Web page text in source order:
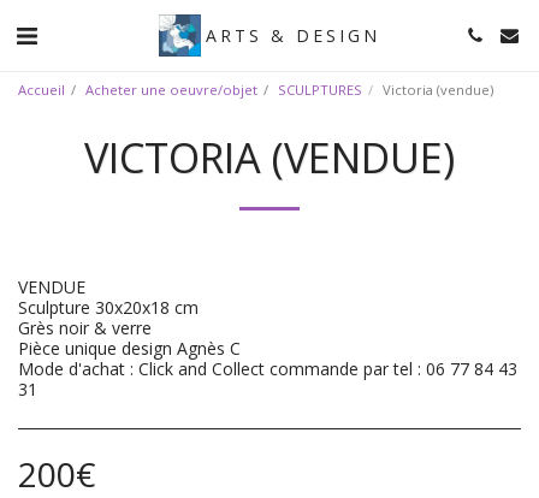
ARTS & DESIGN
Accueil Acheter une oeuvre/objet SCULPTURES Victoria (vendue)
VICTORIA (VENDUE)
VENDUE
Sculpture 30x20x18 cm
Grès noir & verre
Pièce unique design Agnès C
Mode d'achat : Click and Collect commande par tel : 06 77 84 43
31
200€